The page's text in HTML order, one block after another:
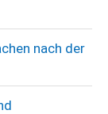
nach der